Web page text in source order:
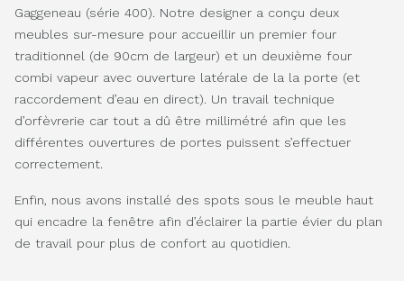
Gaggeneau (série 400). Notre designer a conçu deux
meubles sur-mesure pour accueillir un premier four
traditionnel (de 90cm de largeur) et un deuxième four
combi vapeur avec ouverture latérale de la la porte (et
raccordement d’eau en direct). Un travail technique
d’orfèvrerie car tout a dû être millimétré afin que les
différentes ouvertures de portes puissent s’effectuer
correctement.
Enfin, nous avons installé des spots sous le meuble haut
qui encadre la fenêtre afin d’éclairer la partie évier du plan
de travail pour plus de confort au quotidien.